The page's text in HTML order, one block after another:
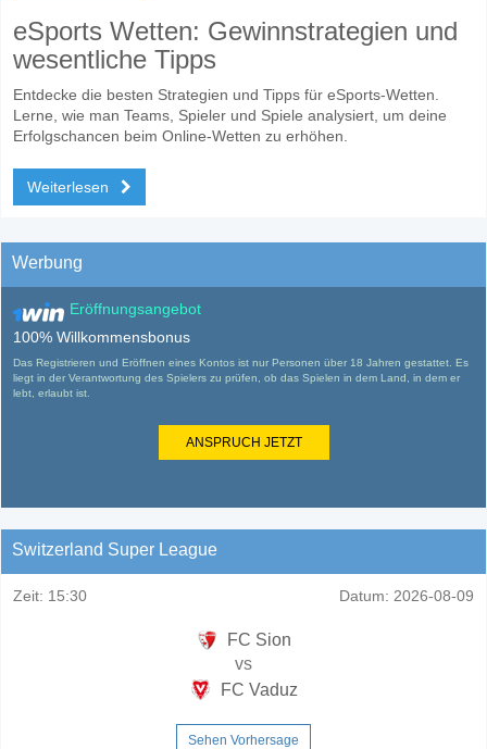
eSports Wetten: Gewinnstrategien und
wesentliche Tipps
Entdecke die besten Strategien und Tipps für eSports-Wetten.
Lerne, wie man Teams, Spieler und Spiele analysiert, um deine
Erfolgschancen beim Online-Wetten zu erhöhen.
Weiterlesen
Werbung
Eröffnungsangebot
100% Willkommensbonus
Das Registrieren und Eröffnen eines Kontos ist nur Personen über 18 Jahren gestattet. Es
liegt in der Verantwortung des Spielers zu prüfen, ob das Spielen in dem Land, in dem er
lebt, erlaubt ist.
ANSPRUCH JETZT
Switzerland Super League
Zeit: 15:30 Datum: 2026-08-09
FC Sion
vs
FC Vaduz
Sehen Vorhersage